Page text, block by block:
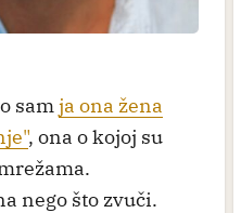
samja ona žena
, ona o kojoj su
nego što zvuči.